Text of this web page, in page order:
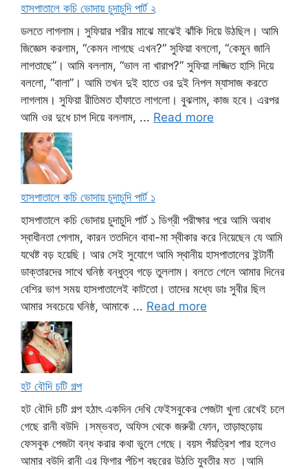
হাসপাতালে কচি ভোদায় চুদাচুদি পার্ট ২
ডলতে লাগলাম। সুফিয়ার শরীর মাঝে মাঝেই ঝাঁকি দিয়ে উঠছিল। আমি
জিজ্ঞেস করলাম, “কেমন লাগছে এখন?” সুফিয়া বললো, “কেমুন জানি
লাগতাছে”। আমি বললাম, “ভাল না খারাপ?” সুফিয়া লজ্জিত হাসি দিয়ে
বললো, “বালা”। আমি তখন দুই হাতে ওর দুই নিপল ম্যাসাজ করতে
লাগলাম। সুফিয়া রীতিমত হাঁফাতে লাগলো। বুঝলাম, কাজ হবে। এরপর
আমি ওর দুধে চাপ দিয়ে বললাম, ... Read more
হাসপাতালে কচি ভোদায় চুদাচুদি পার্ট ১
হাসপাতালে কচি ভোদায় চুদাচুদি পার্ট ১ ডিগ্রী পরীক্ষার পরে আমি অবাধ
স্বাধীনতা পেলাম, কারন ততদিনে বাবা-মা স্বীকার করে নিয়েছেন যে আমি
যথেষ্ট বড় হয়েছি। আর সেই সুযোগে আমি স্থানীয় হাসপাতালের ইন্টার্নী
ডাক্তারদের সাথে ঘনিষ্ঠ বন্ধুত্ব গড়ে তুললাম। বলতে গেলে আমার দিনের
বেশির ভাগ সময় হাসপাতালেই কাটতো। তাদের মধ্যে ডাঃ সুবীর ছিল
আমার সবচেয়ে ঘনিষ্ঠ, আমাকে ... Read more
হট বৌদি চটি গল্প
হট বৌদি চটি গল্প হঠাৎ একদিন দেখি ফেইসবুকের পেজটা খুলা রেখেই চলে
গেছে রানী বউদি ।সম্ভবত, অফিস থেকে জরুরী ফোন, তাড়াহুড়োয়
ফেসবুক পেজটা বন্ধ করার কথা ভুলে গেছে। বয়স পঁয়ত্রিশ পার হলেও
আমার বউদি রানী এর ফিগার পঁচিশ বছরের উঠতি যুবতীর মত ।আমি